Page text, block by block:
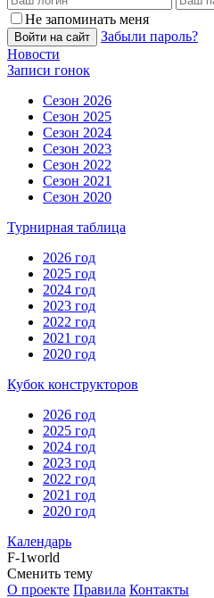
Не запоминать меня
Войти на сайт
Забыли пароль?
Новости
Записи гонок
Сезон 2026
Сезон 2025
Сезон 2024
Сезон 2023
Сезон 2022
Сезон 2021
Сезон 2020
Турнирная таблица
2026 год
2025 год
2024 год
2023 год
2022 год
2021 год
2020 год
Кубок конструкторов
2026 год
2025 год
2024 год
2023 год
2022 год
2021 год
2020 год
Календарь
F-1world
Сменить тему
О проекте Правила Контакты